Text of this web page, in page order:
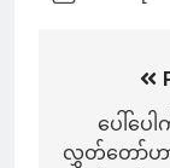
ပေါ်ပေ
လွှတ်တော်ဟ